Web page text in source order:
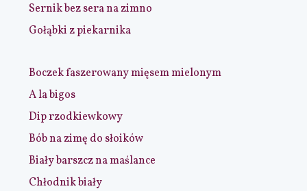
Sernik bez sera na zimno
Gołąbki z piekarnika
Boczek faszerowany mięsem mielonym
A la bigos
Dip rzodkiewkowy
Bób na zimę do słoików
Biały barszcz na maślance
Chłodnik biały